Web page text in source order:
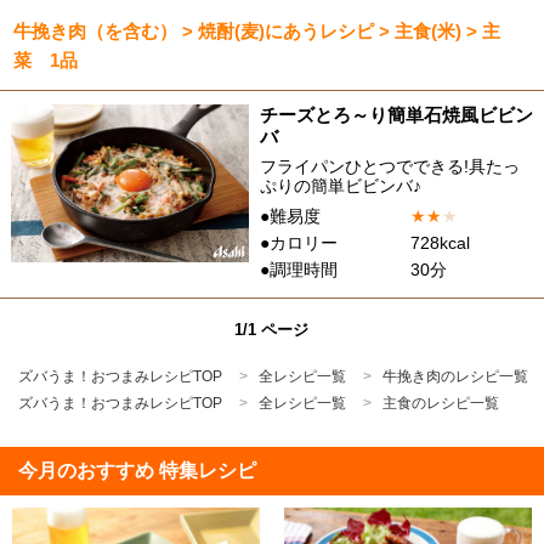
牛挽き肉（を含む） > 焼酎(麦)にあうレシピ > 主食(米) > 主
菜 1品
チーズとろ～り簡単石焼風ビビン
バ
フライパンひとつでできる!具たっ
ぷりの簡単ビビンバ♪
●難易度
★★★
●カロリー
728kcal
●調理時間
30分
1/1 ページ
ズバうま！おつまみレシピTOP 全レシピ一覧
牛挽き肉のレシピ一覧
ズバうま！おつまみレシピTOP
全レシピ一覧 主食のレシピ一覧
今月のおすすめ 特集レシピ